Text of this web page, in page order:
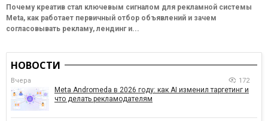
Почему креатив стал ключевым сигналом для рекламной системы
Meta, как работает первичный отбор объявлений и зачем
согласовывать рекламу, лендинг и...
НОВОСТИ
Вчера 172
Meta Andromeda в 2026 году: как AI изменил таргетинг и
что делать рекламодателям